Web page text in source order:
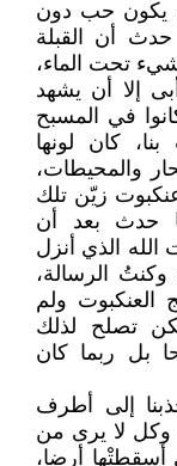
يكون حب دون
أن القبلة
تحت الماء،
إلا أن يشهد
في المسبح
كان لونها
والمحيطات،
زيّن تلك
حدث بعد أن
الله الذي أنزل
وكنتُ الرسالة،
العنكبوت ولم
تصلح لذلك
بل ربما كان
إلى أطرف
وكل لا يرى من
أرضا،